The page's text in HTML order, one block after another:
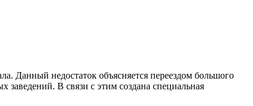
Данный недостаток объясняется переездом большого
В связи с этим создана специальная